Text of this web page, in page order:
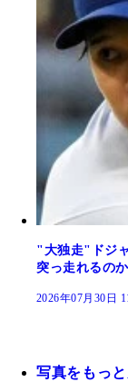
"大独走"ドジ
突っ走れるの
2026年07月30日
写真をもっ